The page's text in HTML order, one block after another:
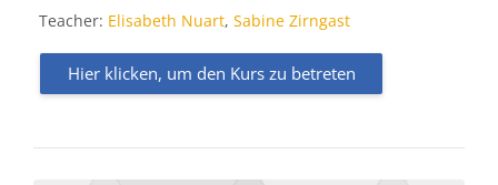
Teacher: Elisabeth Nuart, Sabine Zirngast
Hier klicken, um den Kurs zu betreten